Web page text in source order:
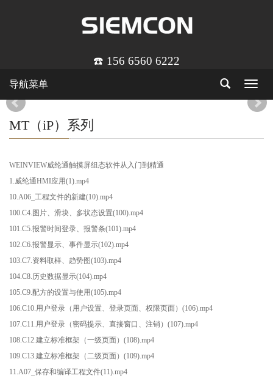
☎️ 156 6560 6222
Toggle
导航菜单
MT（iP）系列
WEINVIEW威纶通触摸屏组态软件从入门到精通
1.威纶通HMI应用(1).mp4
10.A06_工程文件的新建(10).mp4
100.C4.图片、滑块、多状态设置(100).mp4
101.C5.报警时间登录、报警条(101).mp4
102.C6.报警显示、事件显示(102).mp4
103.C7.资料取样、趋势图(103).mp4
104.C8.历史数据显示(104).mp4
105.C9.配方的设置与使用(105).mp4
106.C10.用户登录（用户设置、登录页面、权限页面）(106).mp4
107.C11.用户登录（密码提示、直接窗口、注销）(107).mp4
108.C12.建立标准框架（一级页面）(108).mp4
109.C13.建立标准框架（二级页面）(109).mp4
11.A07_保存和编译工程文件(11).mp4